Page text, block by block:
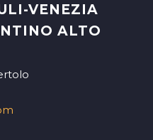
VENEZIA
ALTO